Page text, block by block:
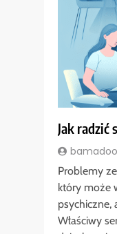
Jak radzić
Problemy
który może
psychiczne,
Właściwy